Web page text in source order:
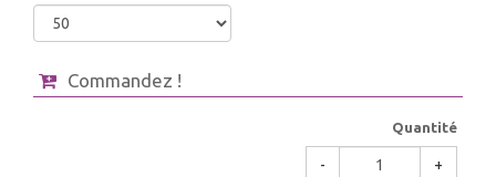
Commandez !
Quantité
- +